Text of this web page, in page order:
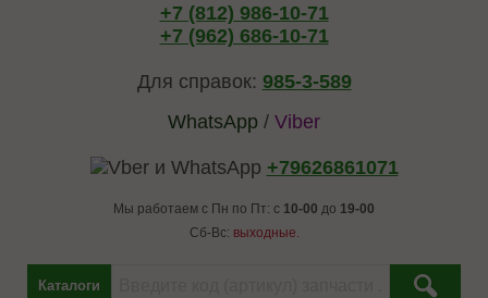
+7 (812) 986-10-71
+7 (962) 686-10-71
Для справок: 985-3-589
WhatsApp / Viber
+79626861071
Мы работаем с Пн по Пт: с 10-00 до 19-00
Сб-Вс: выходные.
Каталоги